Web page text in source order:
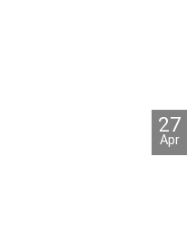
27
Apr